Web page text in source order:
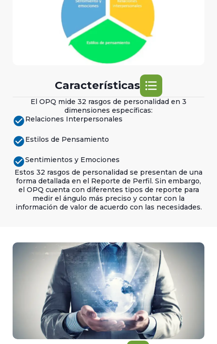
Características format_list_bulleted
El OPQ mide 32 rasgos de personalidad en 3
dimensiones específicas:
check_circleRelaciones Interpersonales
check_circleEstilos de Pensamiento
check_circleSentimientos y Emociones
Estos 32 rasgos de personalidad se presentan de una
forma detallada en el Reporte de Perfil. Sin embargo,
el OPQ cuenta con diferentes tipos de reporte para
medir el ángulo más preciso y contar con la
información de valor de acuerdo con las necesidades.